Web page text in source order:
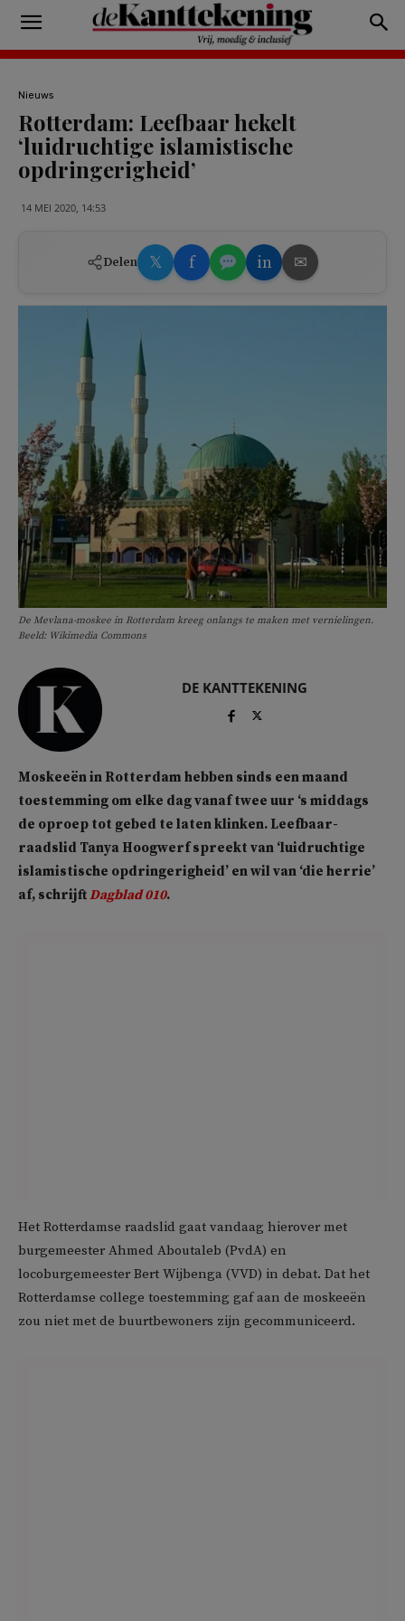
Nieuws
Rotterdam: Leefbaar hekelt
‘luidruchtige islamistische
opdringerigheid’
14 MEI 2020, 14:53
Delen 𝕏 f in ✉
De Mevlana-moskee in Rotterdam kreeg onlangs te maken met vernielingen.
Beeld: Wikimedia Commons
DE KANTTEKENING
Moskeeën in Rotterdam hebben sinds een maand
toestemming om elke dag vanaf twee uur ‘s middags
de oproep tot gebed te laten klinken. Leefbaar-
raadslid Tanya Hoogwerf spreekt van ‘luidruchtige
islamistische opdringerigheid’ en wil van ‘die herrie’
af, schrijftDagblad 010.
Het Rotterdamse raadslid gaat vandaag hierover met
burgemeester Ahmed Aboutaleb (PvdA) en
locoburgemeester Bert Wijbenga (VVD) in debat. Dat het
Rotterdamse college toestemming gaf aan de moskeeën
zou niet met de buurtbewoners zijn gecommuniceerd.